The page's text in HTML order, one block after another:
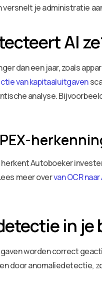
versnelt je administratie
AI
dan een jaar, zoals
van kapitaaluitgaven
analyse.
Autoboeker
meer overvan OCR
in
worden correct
door anomaliedetectie,